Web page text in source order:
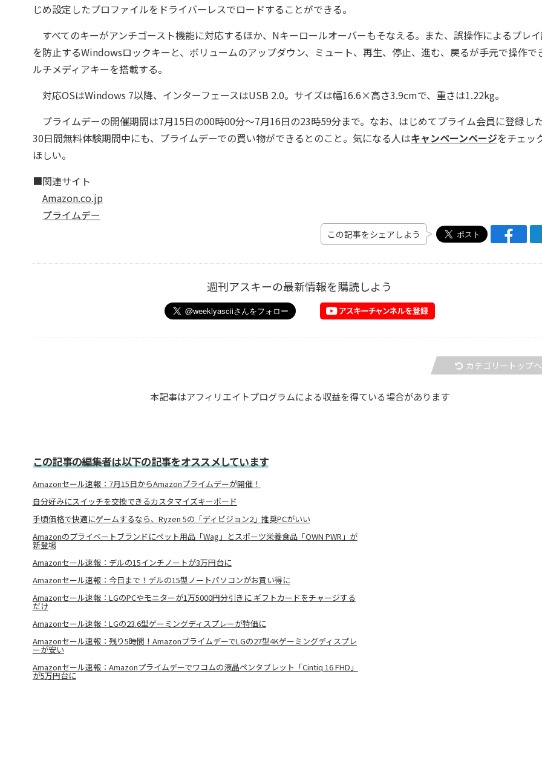
じめ設定したプロファイルをドライバーレスでロードすることができる。
すべてのキーがアンチゴースト機能に対応するほか、Nキーロールオーバーもそなえる。また、誤操作によるプレ
を防止するWindowsロックキーと、ボリュームのアップダウン、ミュート、再生、停止、進む、戻るが手元で操作で
ルチメディアキーを搭載する。
対応OSはWindows 7以降、インターフェースはUSB 2.0。サイズは幅16.6×高さ3.9cmで、重さは1.22kg。
プライムデーの開催期間は7月15日の00時00分～7月16日の23時59分まで。なお、はじめてプライム会員に登録し
30日間無料体験期間中にも、プライムデーでの買い物ができるとのこと。気になる人はキャンペーンページをチェッ
ほしい。
■関連サイト
Amazon.co.jp
プライムデー
この記事をシェアしよう
週刊アスキーの最新情報を購読しよう
カテゴリートップへ
本記事はアフィリエイトプログラムによる収益を得ている場合があります
この記事の編集者は以下の記事をオススメしています
Amazonセール速報：7月15日からAmazonプライムデーが開催！
自分好みにスイッチを交換できるカスタマイズキーボード
手頃価格で快適にゲームするなら、Ryzen 5の「ディビジョン2」推奨PCがいい
Amazonのプライベートブランドにペット用品「Wag」とスポーツ栄養食品「OWN PWR」が
新登場
Amazonセール速報：デルの15インチノートが3万円台に
Amazonセール速報：今日まで！デルの15型ノートパソコンがお買い得に
Amazonセール速報：LGのPCやモニターが1万5000円分引きに ギフトカードをチャージする
だけ
Amazonセール速報：LGの23.6型ゲーミングディスプレーが特価に
Amazonセール速報：残り5時間！AmazonプライムデーでLGの27型4Kゲーミングディスプレ
ーが安い
Amazonセール速報：Amazonプライムデーでワコムの液晶ペンタブレット「Cintiq 16 FHD」
が5万円台に